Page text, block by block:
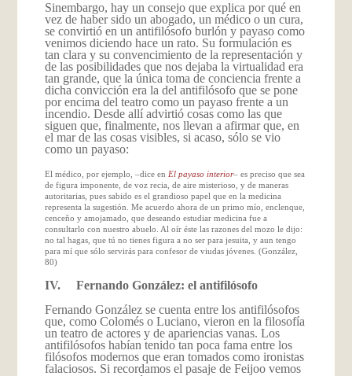
Sinembargo, hay un consejo que explica por qué en
vez de haber sido un abogado, un médico o un cura,
se convirtió en un antifilósofo burlón y payaso como
venimos diciendo hace un rato. Su formulación es
tan clara y su convencimiento de la representación y
de las posibilidades que nos dejaba la virtualidad era
tan grande, que la única toma de conciencia frente a
dicha convicción era la del antifilósofo que se pone
por encima del teatro como un payaso frente a un
incendio. Desde allí advirtió cosas como las que
siguen que, finalmente, nos llevan a afirmar que, en
el mar de las cosas visibles, si acaso, sólo se vio
como un payaso:
El médico, por ejemplo, –dice en El payaso interior– es preciso que sea
de figura imponente, de voz recia, de aire misterioso, y de maneras
autoritarias, pues sabido es el grandioso papel que en la medicina
representa la sugestión. Me acuerdo ahora de un primo mío, enclenque,
cenceño y amojamado, que deseando estudiar medicina fue a
consultarlo con nuestro abuelo. Al oír éste las razones del mozo le dijo:
no tal hagas, que tú no tienes figura a no ser para jesuita, y aun tengo
para mí que sólo servirás para confesor de viudas jóvenes. (González,
80)
IV. Fernando González: el antifilósofo
Fernando González se cuenta entre los antifilósofos
que, como Colomés o Luciano, vieron en la filosofía
un teatro de actores y de apariencias vanas. Los
antifilósofos habían tenido tan poca fama entre los
filósofos modernos que eran tomados como ironistas
falaciosos. Si recordamos el pasaje de Feijoo vemos